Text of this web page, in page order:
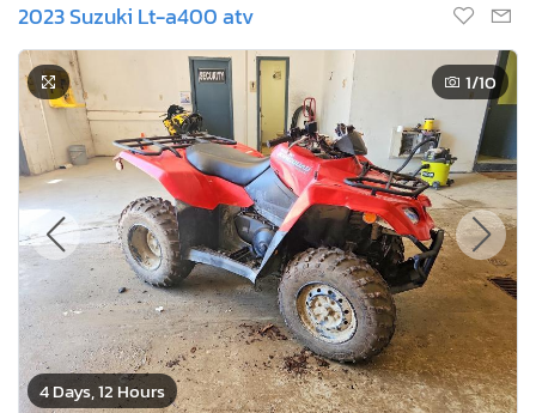
2023 Suzuki Lt-a400 atv
4 Days, 12 Hours
1/10